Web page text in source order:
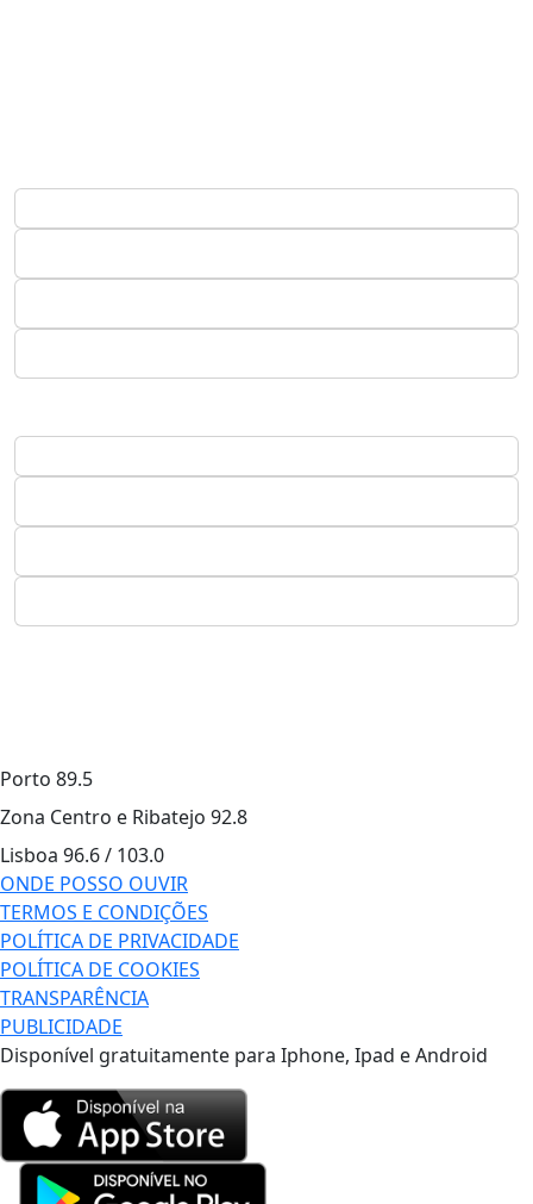
Porto 89.5
Zona Centro e Ribatejo 92.8
Lisboa 96.6 / 103.0
ONDE POSSO OUVIR
TERMOS E CONDIÇÕES
POLÍTICA DE PRIVACIDADE
POLÍTICA DE COOKIES
TRANSPARÊNCIA
PUBLICIDADE
Disponível gratuitamente para Iphone, Ipad e Android